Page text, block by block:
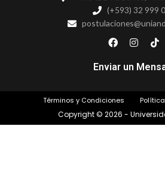
(+593) 32 999
F
a
e
o
k
I
n
t
r
m
T
i
t
Enviar un
Copyright © 2026 -
Términos y Condiciones